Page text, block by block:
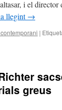
i el director
llegint→
|
greus